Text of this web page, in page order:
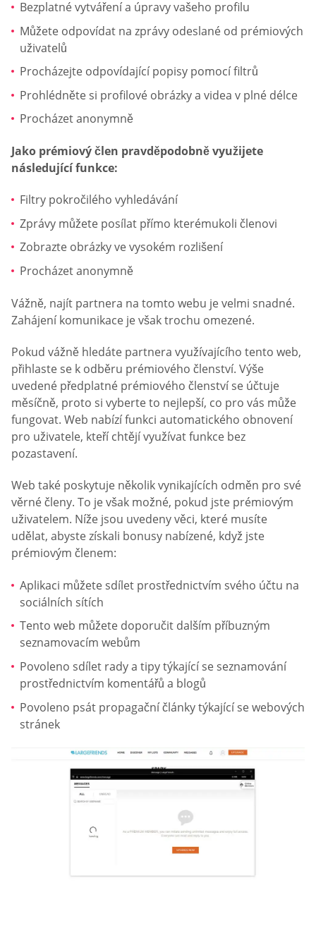
Bezplatné vytváření a úpravy vašeho profilu
Můžete odpovídat na zprávy odeslané od prémiových
uživatelů
Procházejte odpovídající popisy pomocí filtrů
Prohlédněte si profilové obrázky a videa v plné délce
Procházet anonymně
Jako prémiový člen pravděpodobně využijete
následující funkce:
Filtry pokročilého vyhledávání
Zprávy můžete posílat přímo kterémukoli členovi
Zobrazte obrázky ve vysokém rozlišení
Procházet anonymně
Vážně, najít partnera na tomto webu je velmi snadné.
Zahájení komunikace je však trochu omezené.
Pokud vážně hledáte partnera využívajícího tento web,
přihlaste se k odběru prémiového členství. Výše
uvedené předplatné prémiového členství se účtuje
měsíčně, proto si vyberte to nejlepší, co pro vás může
fungovat. Web nabízí funkci automatického obnovení
pro uživatele, kteří chtějí využívat funkce bez
pozastavení.
Web také poskytuje několik vynikajících odměn pro své
věrné členy. To je však možné, pokud jste prémiovým
uživatelem. Níže jsou uvedeny věci, které musíte
udělat, abyste získali bonusy nabízené, když jste
prémiovým členem:
Aplikaci můžete sdílet prostřednictvím svého účtu na
sociálních sítích
Tento web můžete doporučit dalším příbuzným
seznamovacím webům
Povoleno sdílet rady a tipy týkající se seznamování
prostřednictvím komentářů a blogů
Povoleno psát propagační články týkající se webových
stránek